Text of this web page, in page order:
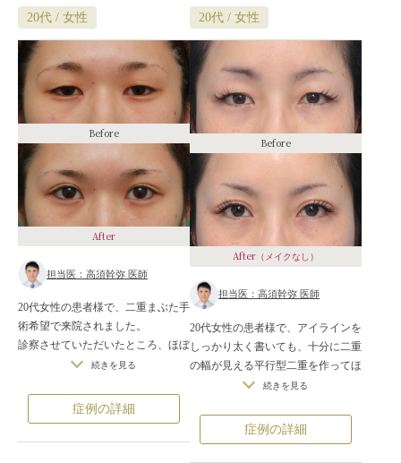
20代 / 女性
Before
After
担当医：高須幹弥 医師
20代女性の患者様で、二重まぶた手
術希望で来院されました。
診察させていただいたところ、ほぼ
完全な一重まぶたで、二重のライン
被さり、細い目をしてらっしゃいま
した。
患者様のご要望は、
続きを見る
症例の詳細
20代 / 女性
Before
After （メイクなし）
担当医：高須幹弥 医師
20代女性の患者様で、アイラインを
しっかり太く書いても、十分に二重
の幅が見える平行型二重を作ってほ
しいという御希望でした。
ので、無理して幅の広い二重をつく
ると、まつ毛の生え際にぷっくりと
続きを見る
症例の詳細